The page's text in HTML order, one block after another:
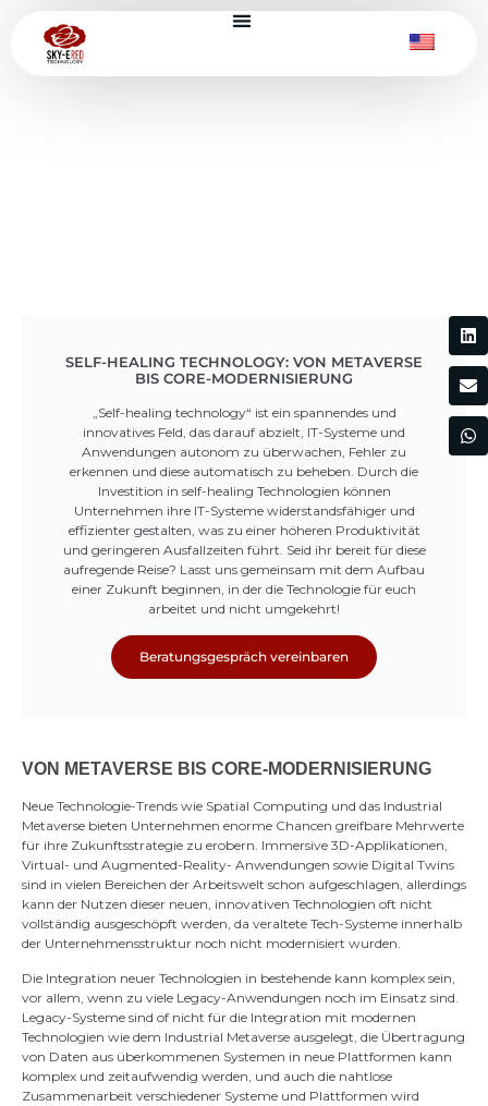
SELF-HEALING TECHNOLOGY: VON METAVERSE
BIS CORE-MODERNISIERUNG
„Self-healing technology“ ist ein spannendes und
innovatives Feld, das darauf abzielt, IT-Systeme und
Anwendungen autonom zu überwachen, Fehler zu
erkennen und diese automatisch zu beheben. Durch die
Investition in self-healing Technologien können
Unternehmen ihre IT-Systeme widerstandsfähiger und
effizienter gestalten, was zu einer höheren Produktivität
und geringeren Ausfallzeiten führt. Seid ihr bereit für diese
aufregende Reise? Lasst uns gemeinsam mit dem Aufbau
einer Zukunft beginnen, in der die Technologie für euch
arbeitet und nicht umgekehrt!
Beratungsgespräch vereinbaren
VON METAVERSE BIS CORE-MODERNISIERUNG
Neue Technologie-Trends wie Spatial Computing und das Industrial
Metaverse bieten Unternehmen enorme Chancen greifbare Mehrwerte
für ihre Zukunftsstrategie zu erobern. Immersive 3D-Applikationen,
Virtual- und Augmented-Reality- Anwendungen sowie Digital Twins
sind in vielen Bereichen der Arbeitswelt schon aufgeschlagen, allerdings
kann der Nutzen dieser neuen, innovativen Technologien oft nicht
vollständig ausgeschöpft werden, da veraltete Tech-Systeme innerhalb
der Unternehmensstruktur noch nicht modernisiert wurden.
Die Integration neuer Technologien in bestehende kann komplex sein,
vor allem, wenn zu viele Legacy-Anwendungen noch im Einsatz sind.
Legacy-Systeme sind of nicht für die Integration mit modernen
Technologien wie dem Industrial Metaverse ausgelegt, die Übertragung
von Daten aus überkommenen Systemen in neue Plattformen kann
komplex und zeitaufwendig werden, und auch die nahtlose
Zusammenarbeit verschiedener Systeme und Plattformen wird